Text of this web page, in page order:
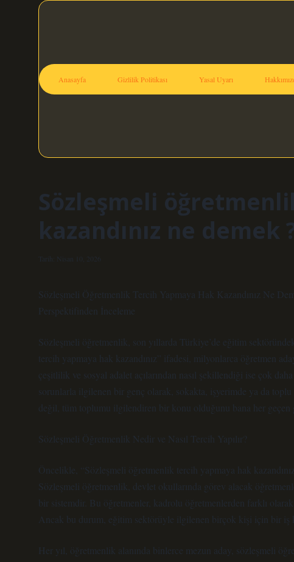
Anasayfa Gizlilik Politikası Yasal Uyarı
Sözleşmeli
kazandınız ne demek
Tarih: Nisan 10, 2026
Sözleşmeli Öğretmenlik Tercih Yapmaya Hak Kazandınız Ne
Perspektifinden İnceleme
Sözleşmeli öğretmenlik, son yıllarda Türkiye’de eğitim
tercih yapmaya hak kazandınız” ifadesi, milyonlarca öğretmen
çeşitlilik ve sosyal adalet açılarından nasıl şekillendiği ise çok
sorunlarla ilgilenen bir genç olarak, sokakta, işyerimde ya da toplu
değil, tüm toplumu ilgilendiren bir konu olduğunu bana her geçen
Sözleşmeli Öğretmenlik Nedir ve Nasıl Tercih Yapılır?
Öncelikle, “Sözleşmeli öğretmenlik tercih yapmaya hak
Sözleşmeli öğretmenlik, devlet okullarında görev alacak
bir sistemdir. Bu öğretmenler, kadrolu öğretmenlerden farklı
Ancak bu durum, eğitim sektörüyle ilgilenen birçok kişi için bir iş
Her yıl, öğretmenlik alanında binlerce mezun aday, sözleşmeli